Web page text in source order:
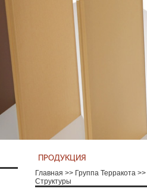
ПРОДУКЦИЯ
Главная >> Группа Терракота >>
Структуры